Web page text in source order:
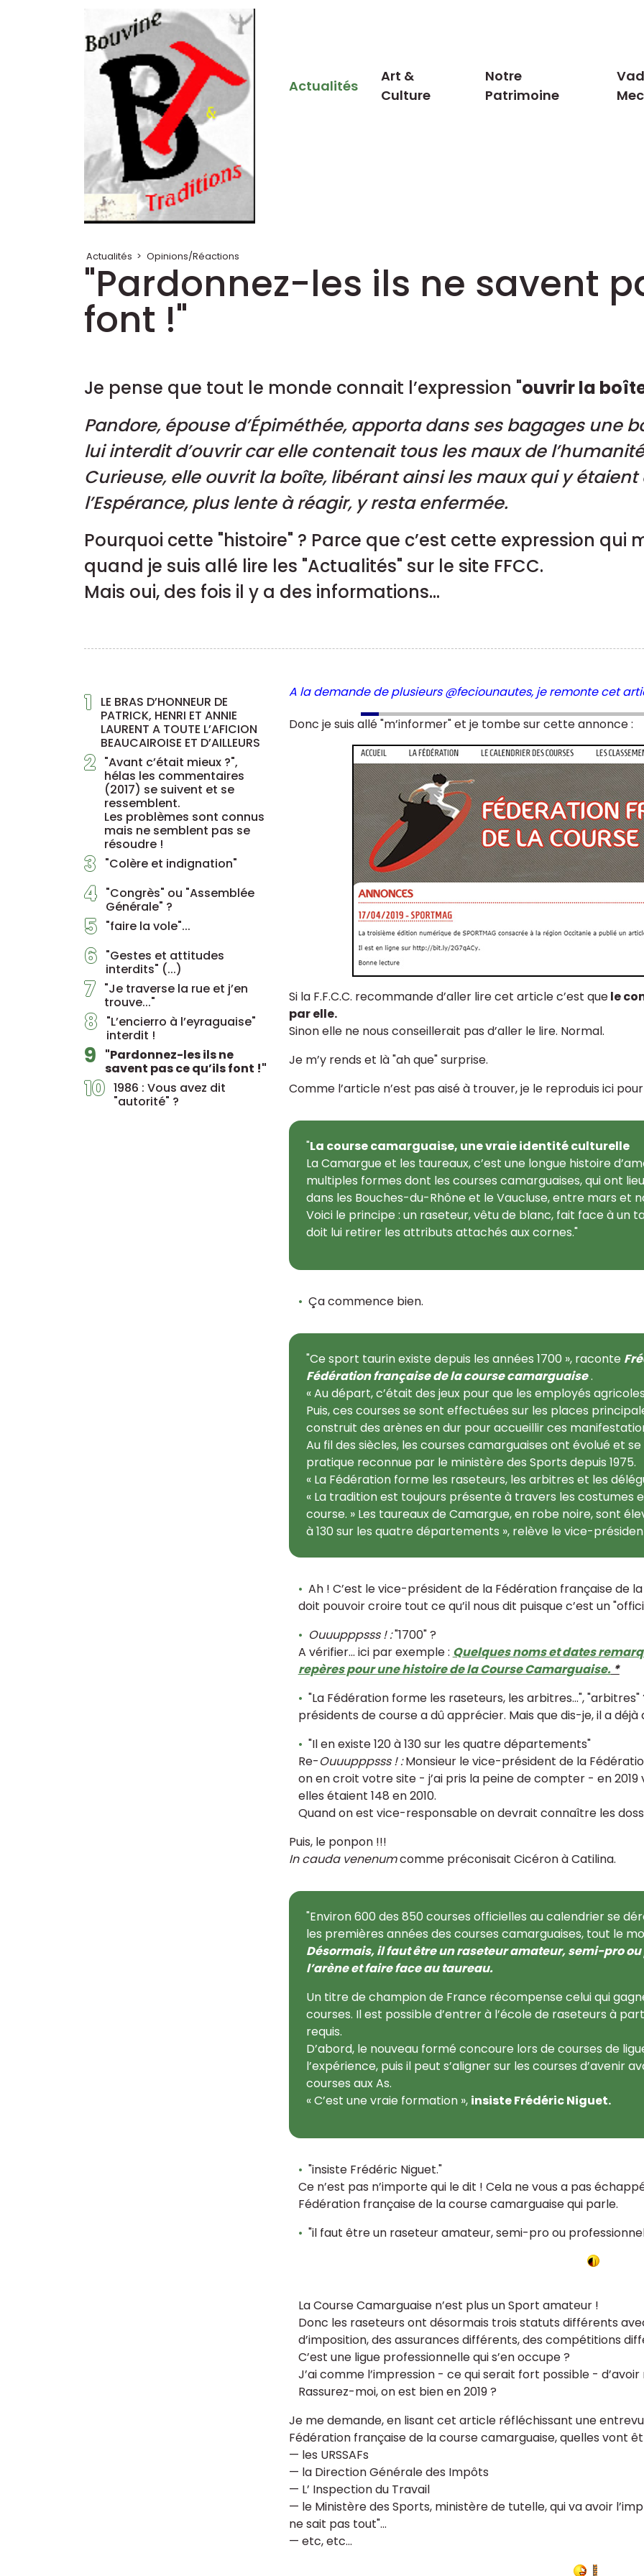
Actualités
Art &
Culture
Notre
Patrimoine
Actualités > Opinions/Réactions
"Pardonnez-les ils ne savent
font !"
Je pense que tout le monde connait l’expression "ouvrir la
Pandore, épouse d’Épiméthée, apporta dans ses bagages une
lui interdit d’ouvrir car elle contenait tous les maux de
Curieuse, elle ouvrit la boîte, libérant ainsi les maux qui y étaient
l’Espérance, plus lente à réagir, y resta enfermée.
Pourquoi cette "histoire" ? Parce que c’est cette expression qui
quand je suis allé lire les "Actualités" sur le site FFCC.
Mais oui, des fois il y a des informations...
1
LE BRAS D’HONNEUR DE
PATRICK, HENRI ET ANNIE
LAURENT A TOUTE L’AFICION
BEAUCAIROISE ET D’AILLEURS
2 "Avant c’était mieux ?",
hélas les commentaires
(2017) se suivent et se
ressemblent.
Les problèmes sont connus
mais ne semblent pas se
résoudre !
3 "Colère et indignation"
4 "Congrès" ou "Assemblée
Générale" ?
5 "faire la vole"...
6 "Gestes et attitudes
interdits" (...)
7 "Je traverse la rue et j’en
trouve..."
8
"L’encierro à l’eyraguaise"
interdit !
9
"Pardonnez-les ils ne
savent pas ce qu’ils font !"
10 1986 : Vous avez dit
"autorité" ?
A la demande de plusieurs @feciounautes, je remonte cet
Donc je suis allé "m’informer" et je tombe sur cette annonce :
Si la F.F.C.C. recommande d’aller lire cet article c’est quele
par elle.
Sinon elle ne nous conseillerait pas d’aller le lire. Normal.
Je m’y rends et là "ah que" surprise.
Comme l’article n’est pas aisé à trouver, je le reproduis ici
"La course camarguaise, une vraie identité culturelle
La Camargue et les taureaux, c’est une longue histoire
multiples formes dont les courses camarguaises, qui ont
dans les Bouches-du-Rhône et le Vaucluse, entre mars et
Voici le principe : un raseteur, vêtu de blanc, fait face à un
doit lui retirer les attributs attachés aux cornes."
Ça commence bien.
"Ce sport taurin existe depuis les années 1700 », raconte
Fédération française de la course camarguaise.
« Au départ, c’était des jeux pour que les employés
Puis, ces courses se sont effectuées sur les places
construit des arènes en dur pour accueillir ces
Au fil des siècles, les courses camarguaises ont évolué et
pratique reconnue par le ministère des Sports depuis 1975.
« La Fédération forme les raseteurs, les arbitres et les
« La tradition est toujours présente à travers les costumes
course. » Les taureaux de Camargue, en robe noire, sont
à 130 sur les quatre départements », relève le vice-
Ah ! C’est le vice-président de la Fédération française de
doit pouvoir croire tout ce qu’il nous dit puisque c’est un
Ouuupppsss ! :"1700" ?
A vérifier... ici par exemple : Quelques noms et dates
repères pour une histoire de la Course Camarguaise.*
"La Fédération forme les raseteurs, les arbitres...",
présidents de course a dû apprécier. Mais que dis-je, il a déjà
"Il en existe 120 à 130 sur les quatre départements"
Re-Ouuupppsss ! :Monsieur le vice-président de la
on en croit votre site - j’ai pris la peine de compter - en 2019
elles étaient 148 en 2010.
Quand on est vice-responsable on devrait connaître les
Puis, le ponpon !!!
In cauda venenumcomme préconisait Cicéron à Catilina.
"Environ 600 des 850 courses officielles au calendrier se
les premières années des courses camarguaises, tout le
Désormais, il faut être un raseteur amateur, semi-pro
l’arène et faire face au taureau.
Un titre de champion de France récompense celui qui
courses. Il est possible d’entrer à l’école de raseteurs à
requis.
D’abord, le nouveau formé concoure lors de courses de
l’expérience, puis il peut s’aligner sur les courses d’avenir
courses aux As.
« C’est une vraie formation », insiste Frédéric Niguet.
"insiste Frédéric Niguet."
Ce n’est pas n’importe qui le dit ! Cela ne vous a pas
Fédération française de la course camarguaise qui parle.
"il faut être un raseteur amateur, semi-pro ou
La Course Camarguaise n’est plus un Sport amateur !
Donc les raseteurs ont désormais trois statuts différents
d’imposition, des assurances différents, des compétitions
C’est une ligue professionnelle qui s’en occupe ?
J’ai comme l’impression - ce qui serait fort possible - d’avoir
Rassurez-moi, on est bien en 2019 ?
Je me demande, en lisant cet article réfléchissant une
Fédération française de la course camarguaise, quelles vont
— les URSSAFs
— la Direction Générale des Impôts
— L’ Inspection du Travail
— le Ministère des Sports, ministère de tutelle, qui va avoir
ne sait pas tout"...
— etc, etc...